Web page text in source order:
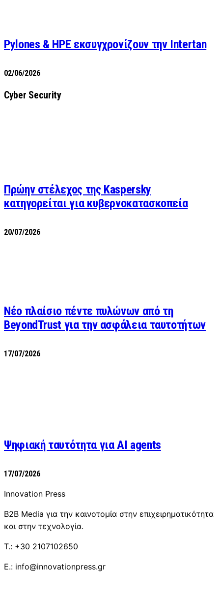
Pylones & HPE εκσυγχρονίζουν την Intertan
02/06/2026
Cyber Security
Πρώην στέλεχος της Kaspersky
κατηγορείται για κυβερνοκατασκοπεία
20/07/2026
Νέο πλαίσιο πέντε πυλώνων από τη
BeyondTrust για την ασφάλεια ταυτοτήτων
17/07/2026
Ψηφιακή ταυτότητα για AI agents
17/07/2026
Innovation Press
B2B Media για την καινοτομία στην επιχειρηματικότητα
και στην τεχνολογία.
T.: +30 2107102650
E.: info@innovationpress.gr